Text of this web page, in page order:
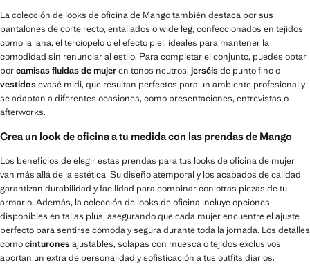
La colección de looks de oficina de Mango también destaca por sus
pantalones de corte recto, entallados o wide leg, confeccionados en tejidos
como la lana, el terciopelo o el efecto piel, ideales para mantener la
comodidad sin renunciar al estilo. Para completar el conjunto, puedes optar
porcamisas fluidas de mujeren tonos neutros, jerséisde punto fino o
vestidosevasé midi, que resultan perfectos para un ambiente profesional y
se adaptan a diferentes ocasiones, como presentaciones, entrevistas o
afterworks.
Crea un look de oficina a tu medida con las prendas de Mango
Los beneficios de elegir estas prendas para tus looks de oficina de mujer
van más allá de la estética. Su diseño atemporal y los acabados de calidad
garantizan durabilidad y facilidad para combinar con otras piezas de tu
armario. Además, la colección de looks de oficina incluye opciones
disponibles en tallas plus, asegurando que cada mujer encuentre el ajuste
perfecto para sentirse cómoda y segura durante toda la jornada. Los detalles
comocinturonesajustables, solapas con muesca o tejidos exclusivos
aportan un extra de personalidad y sofisticación a tus outfits diarios.